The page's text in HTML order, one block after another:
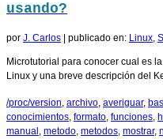
usando?
por J. Carlos publicado en: Linux,
Microtutorial para conocer cual es
Linux y una breve descripción del
/proc/version, archivo, averiguar,
conocimientos, formato, funciones,
manual , metodo, metodos, mostrar,